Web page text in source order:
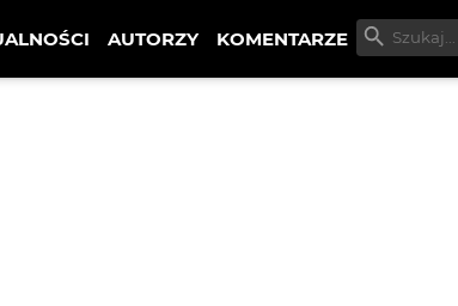
AUTORZY KOMENTARZE